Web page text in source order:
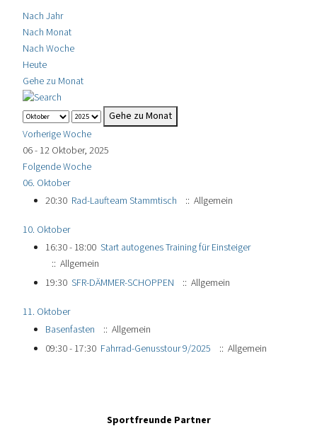
Nach Jahr
Nach Monat
Nach Woche
Heute
Gehe zu Monat
Gehe zu Monat
Vorherige Woche
06 - 12 Oktober, 2025
Folgende Woche
06. Oktober
20:30 Rad-Laufteam Stammtisch :: Allgemein
10. Oktober
16:30 - 18:00 Start autogenes Training für Einsteiger
:: Allgemein
19:30 SFR-DÄMMER-SCHOPPEN :: Allgemein
11. Oktober
Basenfasten
:: Allgemein
09:30 - 17:30 Fahrrad-Genusstour 9/2025 :: Allgemein
Sportfreunde Partner